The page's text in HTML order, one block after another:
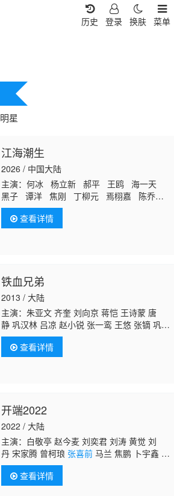
菜单
换肤
登录
历史
明星
江海潮生
2026 / 中国大陆
主演：何冰 杨立新 郝平 王鸥 海一天
黑子 谭洋 焦刚 丁柳元 焉栩嘉 陈乔恩
刘佳 毕彦君 董勇 沈保平 何中华 刘向
京 仁龙 周征波 李佳宁
徐僧 王建新 张风 刘蕾 侯析焱 秦天宇
查看详情
铁血兄弟
2013 / 大陆
主演：朱亚文 齐奎 刘向京 蒋恺 王诗蒙 唐
静 巩汉林 吕凉 赵小锐 张一鸾 王悠 张镝 巩天
阔 黄超 马晓宁 滕爱弦 曾虹畅 于莹莹
蔡纲
查看详情
开端2022
2022 / 大陆
主演：白敬亭 赵今麦 刘奕君 刘涛 黄觉 刘
丹 宋家腾 曾柯琅 张喜前马兰 焦鹏 卜宇鑫 李
感 范帅琦 鞠帛展 余沛杉 张龄心 白宇帆 尤靖
茹 陈牧扬 任帅 吴其江 高海鹏 李克伟 赵千
紫 马波 刘冠霖 魏伟 李斌 王宏 钱漪 陈卫 吴
查看详情